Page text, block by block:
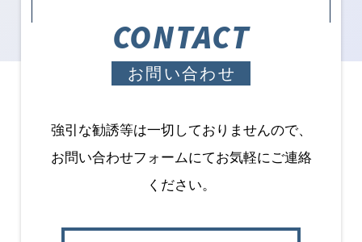
CONTACT
お問い合わせ
強引な勧誘等は一切しておりませんので、
お問い合わせフォームにてお気軽にご連絡
ください。